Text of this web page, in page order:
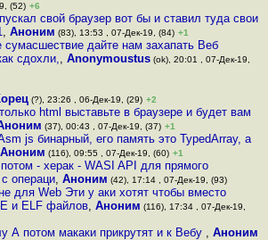
(52) +6
свой браузер вот бы и ставил туда свои
, Аноним (83), 13:53 , 07-Дек-19, (84) +1
сумасшествие дайте нам захапать Веб
сдохли,, Anonymoustus(ok), 20:01 , 07-Дек-19,
(?), 23:26 , 06-Дек-19, (29) +2
html выставьте в браузере и будет вам
(37), 00:43 , 07-Дек-19, (37) +1
js бинарный, его память это TypedArray, а
Аноним (116), 09:55 , 07-Дек-19, (60) +1
- херак - WASI API для прямого
операци, Аноним (42), 17:14 , 07-Дек-19, (93)
для Web Эти у аки хотят чтобы вместо
и ELF файлов,Аноним (116), 17:34 , 07-Дек-19,
А потом макаки прикрутят и к Вебу , Аноним